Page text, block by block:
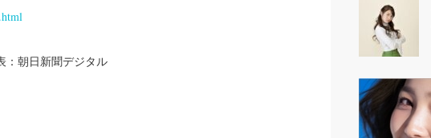
：朝日新聞デジタル